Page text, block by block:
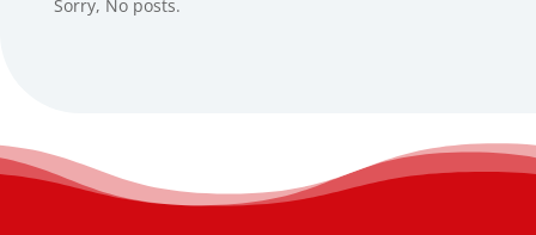
Sorry, No posts.